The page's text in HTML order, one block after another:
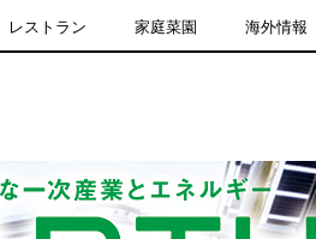
レストラン 家庭菜園 海外情報